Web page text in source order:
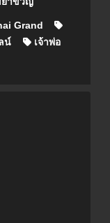
Grand
น์
เจ้าพ่อ